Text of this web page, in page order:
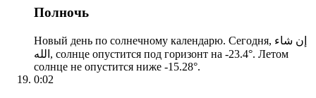
Полночь
Новый день по солнечному календарю. Сегодня, إن شاء
الله, солнце опустится под горизонт на -23.4°. Летом
солнце не опустится ниже -15.28°.
0:02